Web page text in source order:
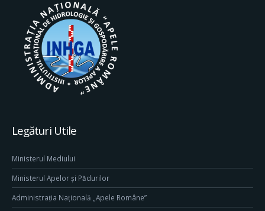
Legături Utile
Ministerul Mediului
Ministerul Apelor și Pădurilor
Administrația Națională „Apele Române”